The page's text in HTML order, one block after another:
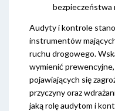
bezpieczeństwa
Audyty i kontrole
instrumentów
ruchu drogowego.
wymienić
pojawiających się
przyczyny oraz
jaką rolę audytom i